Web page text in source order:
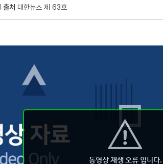
출처 대한뉴스 제 63호